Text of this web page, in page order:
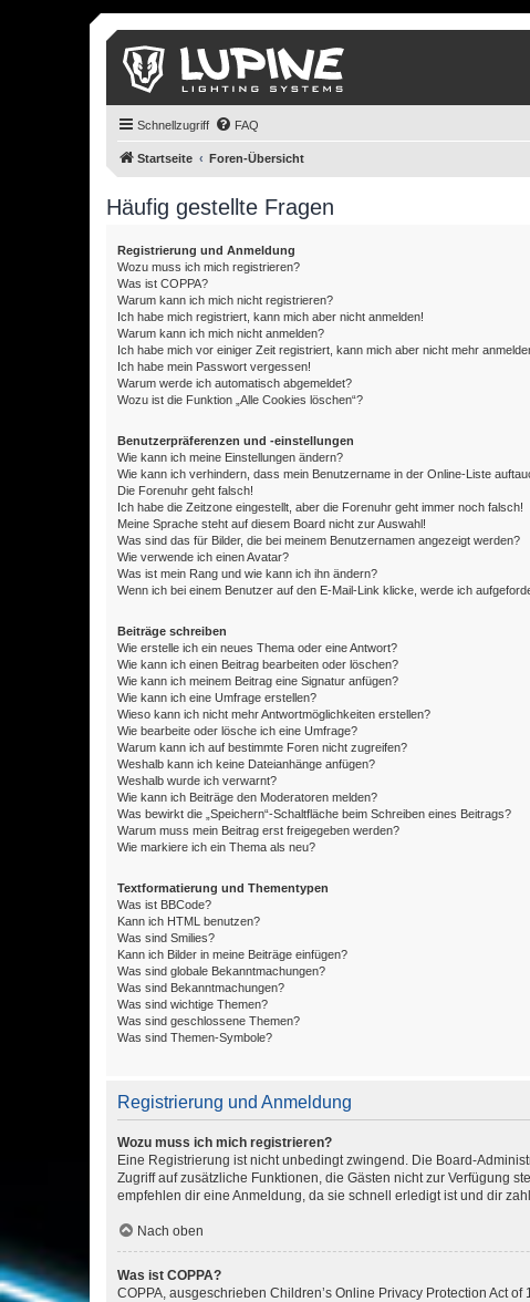
Schnellzugriff FAQ
Startseite Foren-Übersicht
Häufig gestellte Fragen
Registrierung und Anmeldung
Wozu muss ich mich registrieren?
Was ist COPPA?
Warum kann ich mich nicht registrieren?
Ich habe mich registriert, kann mich aber nicht anmelden!
Warum kann ich mich nicht anmelden?
Ich habe mich vor einiger Zeit registriert, kann mich aber nicht mehr
Ich habe mein Passwort vergessen!
Warum werde ich automatisch abgemeldet?
Wozu ist die Funktion „Alle Cookies löschen“?
Benutzerpräferenzen und -einstellungen
Wie kann ich meine Einstellungen ändern?
Wie kann ich verhindern, dass mein Benutzername in der Online-Liste
Die Forenuhr geht falsch!
Ich habe die Zeitzone eingestellt, aber die Forenuhr geht immer noch falsch!
Meine Sprache steht auf diesem Board nicht zur Auswahl!
Was sind das für Bilder, die bei meinem Benutzernamen angezeigt werden?
Wie verwende ich einen Avatar?
Was ist mein Rang und wie kann ich ihn ändern?
Wenn ich bei einem Benutzer auf den E-Mail-Link klicke, werde ich
Beiträge schreiben
Wie erstelle ich ein neues Thema oder eine Antwort?
Wie kann ich einen Beitrag bearbeiten oder löschen?
Wie kann ich meinem Beitrag eine Signatur anfügen?
Wie kann ich eine Umfrage erstellen?
Wieso kann ich nicht mehr Antwortmöglichkeiten erstellen?
Wie bearbeite oder lösche ich eine Umfrage?
Warum kann ich auf bestimmte Foren nicht zugreifen?
Weshalb kann ich keine Dateianhänge anfügen?
Weshalb wurde ich verwarnt?
Wie kann ich Beiträge den Moderatoren melden?
Was bewirkt die „Speichern“-Schaltfläche beim Schreiben eines Beitrags?
Warum muss mein Beitrag erst freigegeben werden?
Wie markiere ich ein Thema als neu?
Textformatierung und Thementypen
Was ist BBCode?
Kann ich HTML benutzen?
Was sind Smilies?
Kann ich Bilder in meine Beiträge einfügen?
Was sind globale Bekanntmachungen?
Was sind Bekanntmachungen?
Was sind wichtige Themen?
Was sind geschlossene Themen?
Was sind Themen-Symbole?
Registrierung und Anmeldung
Wozu muss ich mich registrieren?
Eine Registrierung ist nicht unbedingt zwingend. Die Board-
Zugriff auf zusätzliche Funktionen, die Gästen nicht zur Verfügung
empfehlen dir eine Anmeldung, da sie schnell erledigt ist und dir
Nach oben
Was ist COPPA?
COPPA, ausgeschrieben Children’s Online Privacy Protection Act